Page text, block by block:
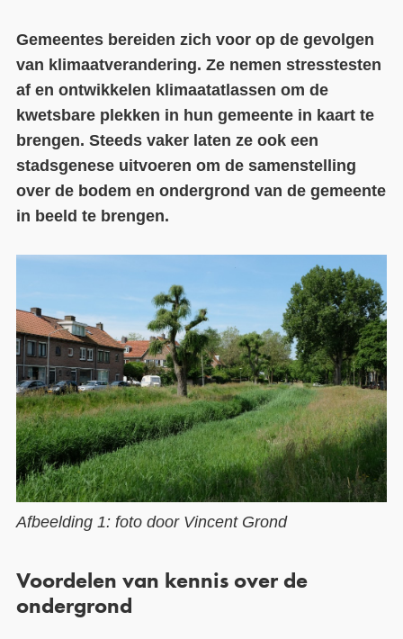
Gemeentes bereiden zich voor op de gevolgen
van klimaatverandering. Ze nemen stresstesten
af en ontwikkelen klimaatatlassen om de
kwetsbare plekken in hun gemeente in kaart te
brengen. Steeds vaker laten ze ook een
stadsgenese uitvoeren om de samenstelling
over de bodem en ondergrond van de gemeente
in beeld te brengen.
Afbeelding 1: foto door Vincent Grond
Voordelen van kennis over de
ondergrond
Over ons
LIFE-IP Klimaatadaptatie
Weerbaar Dommelland